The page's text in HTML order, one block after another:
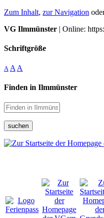
Zum Inhalt, zur Navigation
VG Ilmmünster | Online:
Schriftgröße
A A A
Finden in Ilmmünster
suchen